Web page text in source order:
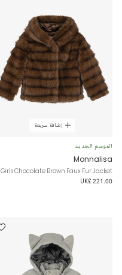
إضافة سريعة
الموسم الجديد
Monnalisa
Girls Chocolate Brown Faux Fur Jacket
UK£ 221.00